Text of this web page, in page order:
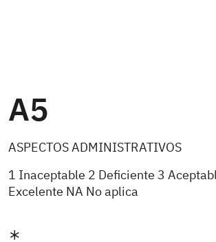
A5
ASPECTOS ADMINISTRATIVOS
1 Inaceptable 2 Deficiente 3
Excelente NA No aplica